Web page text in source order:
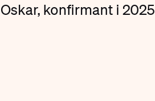
Oskar, konfirmant i 2025